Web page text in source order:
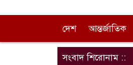
দেশ আন্তর্জাতিক
সংবাদ শিরোনাম ::